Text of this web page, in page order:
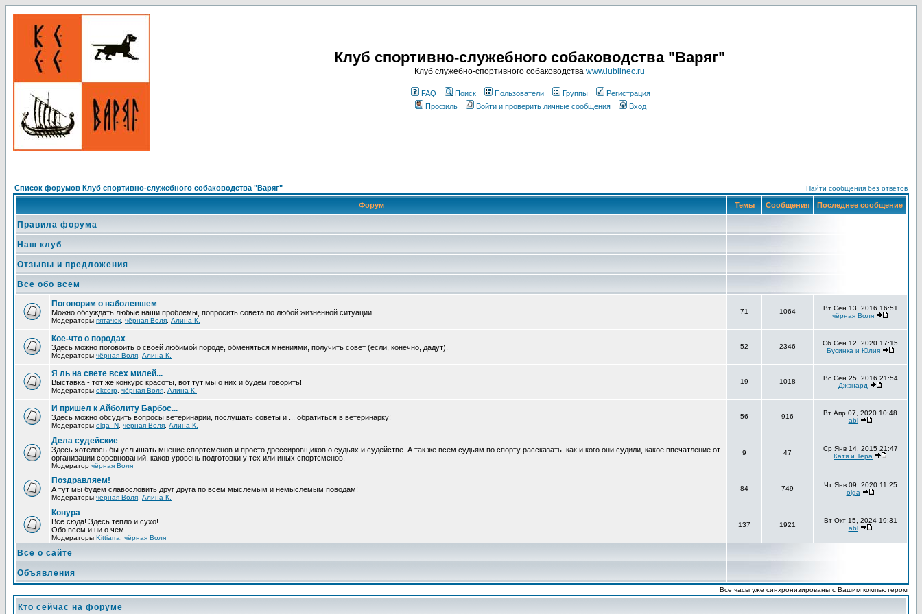
Клуб спортивно-служебного собаководства "Варяг"
Клуб служебно-спортивного собаководства www.lublinec.ru
FAQ Поиск Пользователи Группы
Регистрация
Профиль
Войти и проверить личные сообщения Вход
Список форумов Клуб спортивно-служебного собаководства "Варяг" Найти сообщения без ответов
Форум Темы Сообщения Последнее сообщение
Правила форума
Наш клуб
Отзывы и предложения
Все обо всем
Поговорим о наболевшем
Можно обсуждать любые наши проблемы, попросить совета по любой жизненной ситуации.
Модераторы пятачок чёрная Воля Алина К.
71 1064
Вт Сен 13, 2016 16:51
чёрная Воля
Кое-что о породах
Здесь можно поговоить о своей любимой породе, обменяться мнениями, получить совет (если, конечно, дадут).
Модераторы чёрная Воля Алина К.
52 2346
Сб Сен 12, 2020 17:15
Бусинка и Юлия
Я ль на свете всех милей...
Выставка - тот же конкурс красоты, вот тут мы о них и будем говорить!
Модераторы okcorp чёрная Воля Алина К.
19 1018
Вс Сен 25, 2016 21:54
Джэнард
И пришел к Айболиту Барбос...
Здесь можно обсудить вопросы ветеринарии, послушать советы и ... обратиться в ветеринарку!
Модераторы olga_N чёрная Воля Алина К.
56 916
Вт Апр 07, 2020 10:48
abl
Дела судейские
Здесь хотелось бы услышать мнение спортсменов и просто дрессировщиков о судьях и судействе. А так же всем судьям по спорту рассказать, как и кого они судили, какое впечатление от
организации соревнований, каков уровень подготовки у тех или иных спортсменов.
Модератор чёрная Воля
9 47
Ср Янв 14, 2015 21:47
Катя и Тера
Поздравляем!
А тут мы будем славословить друг друга по всем мыслемым и немыслемым поводам!
Модераторы чёрная Воля Алина К.
84 749
Чт Янв 09, 2020 11:25
olga
Конура
Все сюда! Здесь тепло и сухо!
Обо всем и ни о чем...
Модераторы Kittiarra чёрная Воля
137 1921
Вт Окт 15, 2024 19:31
abl
Все о сайте
Объявления
Все часы уже синхронизированы с Вашим компьютером
Кто сейчас на форуме